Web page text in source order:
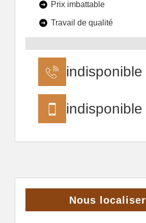
Prix imbattable
Travail de qualité
indisponible
indisponible
Nous localiser